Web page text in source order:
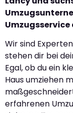
Wir sind
stehen dir bei
Egal, ob du ein
Haus umziehen
erfahrenen